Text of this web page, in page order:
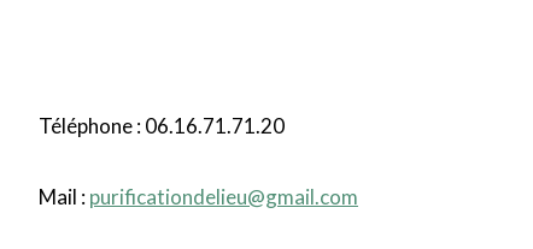
Téléphone : 06.16.71.71.20
Mail :purificationdelieu@gmail.com